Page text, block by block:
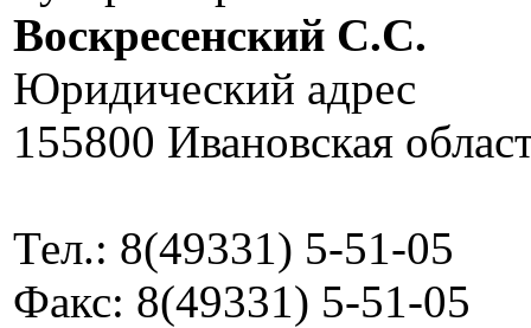
Воскресенский C.C.
Юридический адрес
155800 Ивановская
Тел.: 8(49331) 5-51-05
Факс: 8(49331) 5-51-05